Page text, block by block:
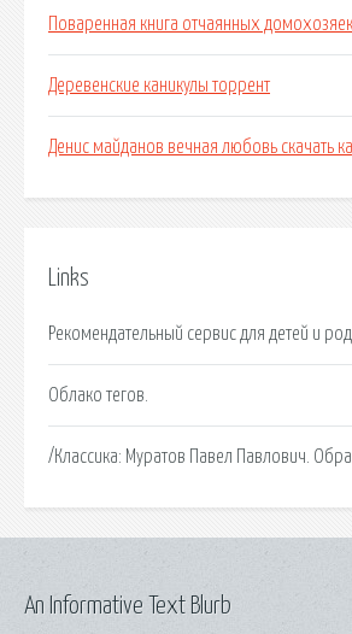
Поваренная книга отчаянных
Деревенские каникулы торрент
Денис майданов вечная любовь скачать
Links
Рекомендательный сервис для детей и
Облако тегов.
/Классика: Муратов Павел Павлович.
An Informative Text Blurb